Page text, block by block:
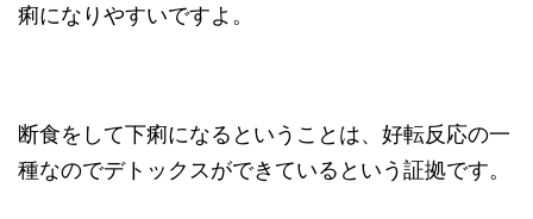
痢になりやすいですよ。
断食をして下痢になるということは、好転反応の一
種なのでデトックスができているという証拠です。